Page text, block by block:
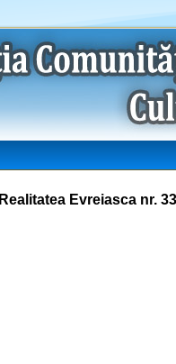
Realitatea Evreiasca nr.